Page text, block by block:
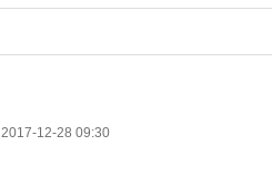
2017-12-28 09:30